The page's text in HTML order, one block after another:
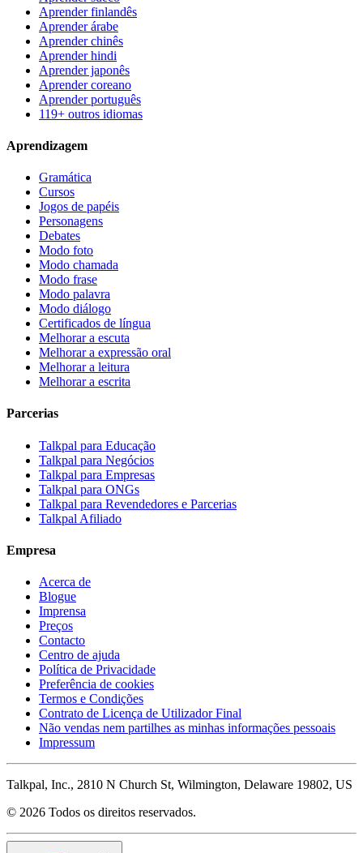
Aprender finlandês
Aprender árabe
Aprender chinês
Aprender hindi
Aprender japonês
Aprender coreano
Aprender português
119+ outros idiomas
Aprendizagem
Gramática
Cursos
Jogos de papéis
Personagens
Debates
Modo foto
Modo chamada
Modo frase
Modo palavra
Modo diálogo
Certificados de língua
Melhorar a escuta
Melhorar a expressão oral
Melhorar a leitura
Melhorar a escrita
Parcerias
Talkpal para Educação
Talkpal para Negócios
Talkpal para Empresas
Talkpal para ONGs
Talkpal para Revendedores e Parcerias
Talkpal Afiliado
Empresa
Acerca de
Blogue
Imprensa
Preços
Contacto
Centro de ajuda
Política de Privacidade
Preferência de cookies
Termos e Condições
Contrato de Licença de Utilizador Final
Não vendas nem partilhes as minhas informações pessoais
Impressum
Talkpal, Inc., 2810 N Church St, Wilmington, Delaware 19802, US
© 2026 Todos os direitos reservados.